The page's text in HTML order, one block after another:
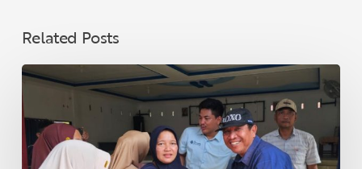
Related Posts
Jelang
Lebaran,
PT
SMA
Salurkan